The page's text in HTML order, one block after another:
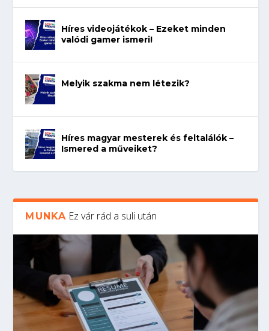
Híres videojátékok – Ezeket minden
valódi gamer ismeri!
Melyik szakma nem létezik?
Híres magyar mesterek és feltalálók –
Ismered a műveiket?
MUNKA Ez vár rád a suli után